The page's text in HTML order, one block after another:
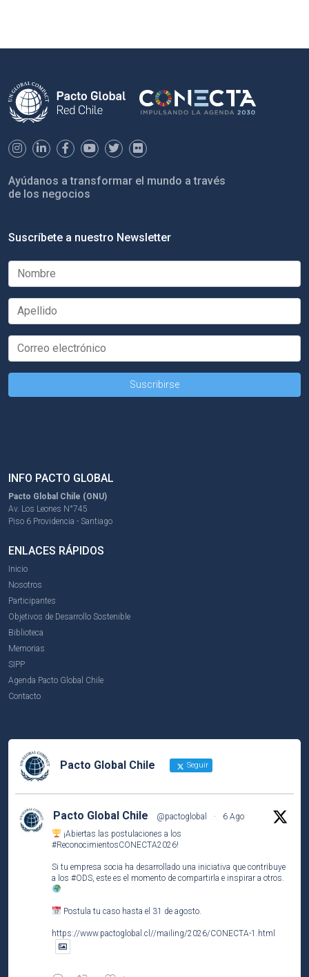
Ayúdanos a transformar el mundo a través
de los negocios
Suscríbete a nuestro Newsletter
INFO PACTO GLOBAL
Pacto Global Chile (ONU)
Av. Los Leones N°745
Piso 6 Providencia - Santiago
ENLACES RÁPIDOS
Inicio
Nosotros
Participantes
Objetivos de Desarrollo Sostenible
Biblioteca
Memorias
SIPP
Agenda Pacto Global Chile
Contacto
Pacto Global Chile Seguir
Pacto Global Chile @pactoglobal ·
6 Ago
¡Abiertas las postulaciones a los
#ReconocimientosCONECTA2026!
Si tu empresa socia ha desarrollado una iniciativa que contribuye
a los #ODS, este es el momento de compartirla e inspirar a otros.
Postula tu caso hasta el 31 de agosto.
https://www.pactoglobal.cl//mailing/2026/CONECTA-1.html